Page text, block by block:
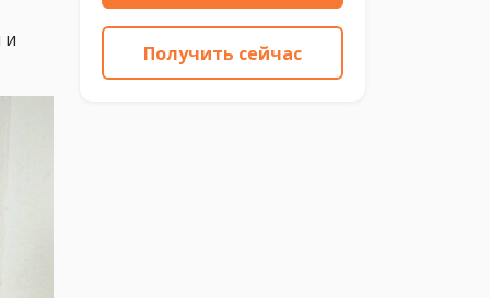
и
Получить сейчас